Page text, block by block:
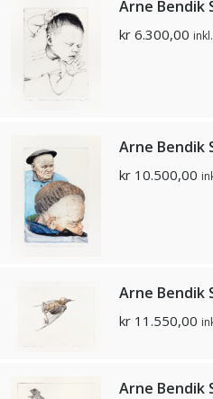
Arne Bendik
kr 6.300,00
Arne Bendik
kr 10.500,00
Arne Bendik
kr 11.550,00
Arne Bendik